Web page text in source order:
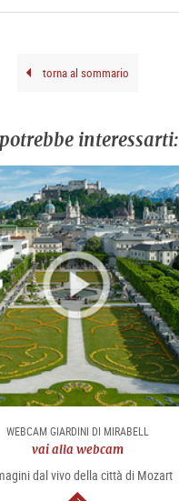
torna al sommario
interessarti:
WEBCAM GIARDINI DI MIRABELL
vai alla webcam
dal vivo della città di Mozart